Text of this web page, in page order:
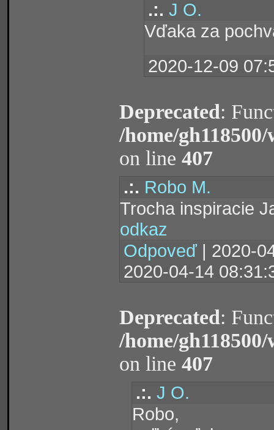
.:. J O.
Vďaka za
2020-12-09
Deprecated:
/home/
on line 407
.:. Robo M.
Trocha inspiracie
odkaz
Odpoveď | 2020-
2020-04-14
Deprecated:
/home/
on line 407
.:. J O.
Robo,